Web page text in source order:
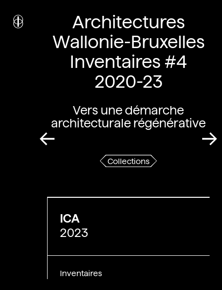
i nstitutculturel
rchitecture
Wallonie-Bruxelles
Architectures
Wallonie-Bruxelles
Inventaires #4
2020-23
Vers une démarche
architecturale régénérative
Collections
ICA
2023
Inventaires